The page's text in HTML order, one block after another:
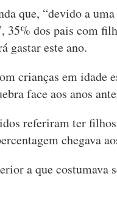
que, “devido a
35% dos pais com
gastar este ano.
crianças em idade
face aos anos
referiram ter
chegava
a que costumava